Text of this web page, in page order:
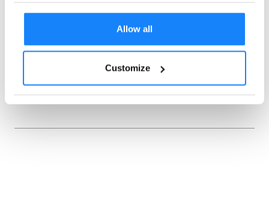
Allow all
Customize
أندريا بالاسا
أندريا بالاسا هي أخصائية معتمدة في
مكافحة غسيل الأموال (CAMS) وخبيرة
معترف بها في مجال التسويق للنمو
والمنتجات (SME).